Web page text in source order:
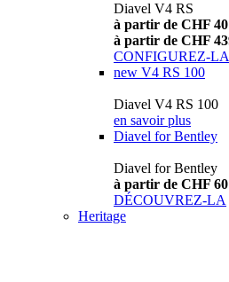
Diavel V4 RS
à partir de CHF
à partir de CHF
CONFIGUREZ-LA
new V4 RS 100
Diavel V4 RS 100
en savoir plus
Diavel for Bentley
Diavel for Bentley
à partir de CHF
DÉCOUVREZ-LA
Heritage